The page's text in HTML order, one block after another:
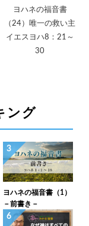
ヨハネの福音書
（24）唯一の救い主
イエスヨハ8：21～
30
ング
3
ヨハネの福音書（1）
－前書き－
6